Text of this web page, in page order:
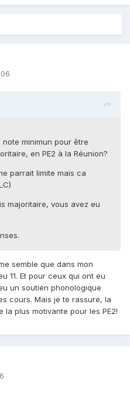
minimun pour être
en PE2 à la Réunion?
parrait limite mais ca
majoritaire, vous avez eu
semble que dans mon
11. Et pour ceux qui ont eu
un soutien phonologique
cours. Mais je te rassure, la
plus motivante pour les PE2!